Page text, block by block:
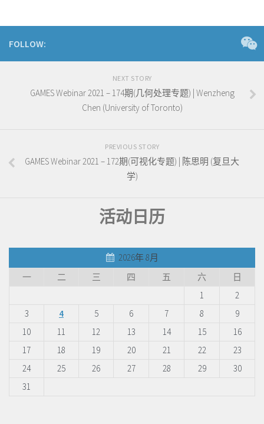
FOLLOW:
NEXT STORY
GAMES Webinar 2021 – 174期(几何处理专题) | Wenzheng
Chen (University of Toronto)
PREVIOUS STORY
GAMES Webinar 2021 – 172期(可视化专题) | 陈思明 (复旦大
学)
活动日历
2026年 8月
一
二 三 四 五 六
日
1
2
3
4 5 6 7 8
9
10
11 12 13 14 15
16
17
18 19 20 21 22
23
24
25 26 27 28 29
30
31